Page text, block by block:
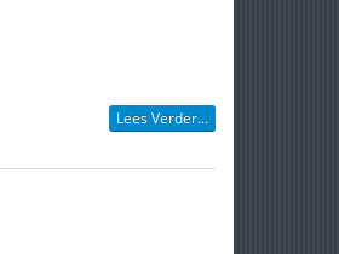
Lees Verder...